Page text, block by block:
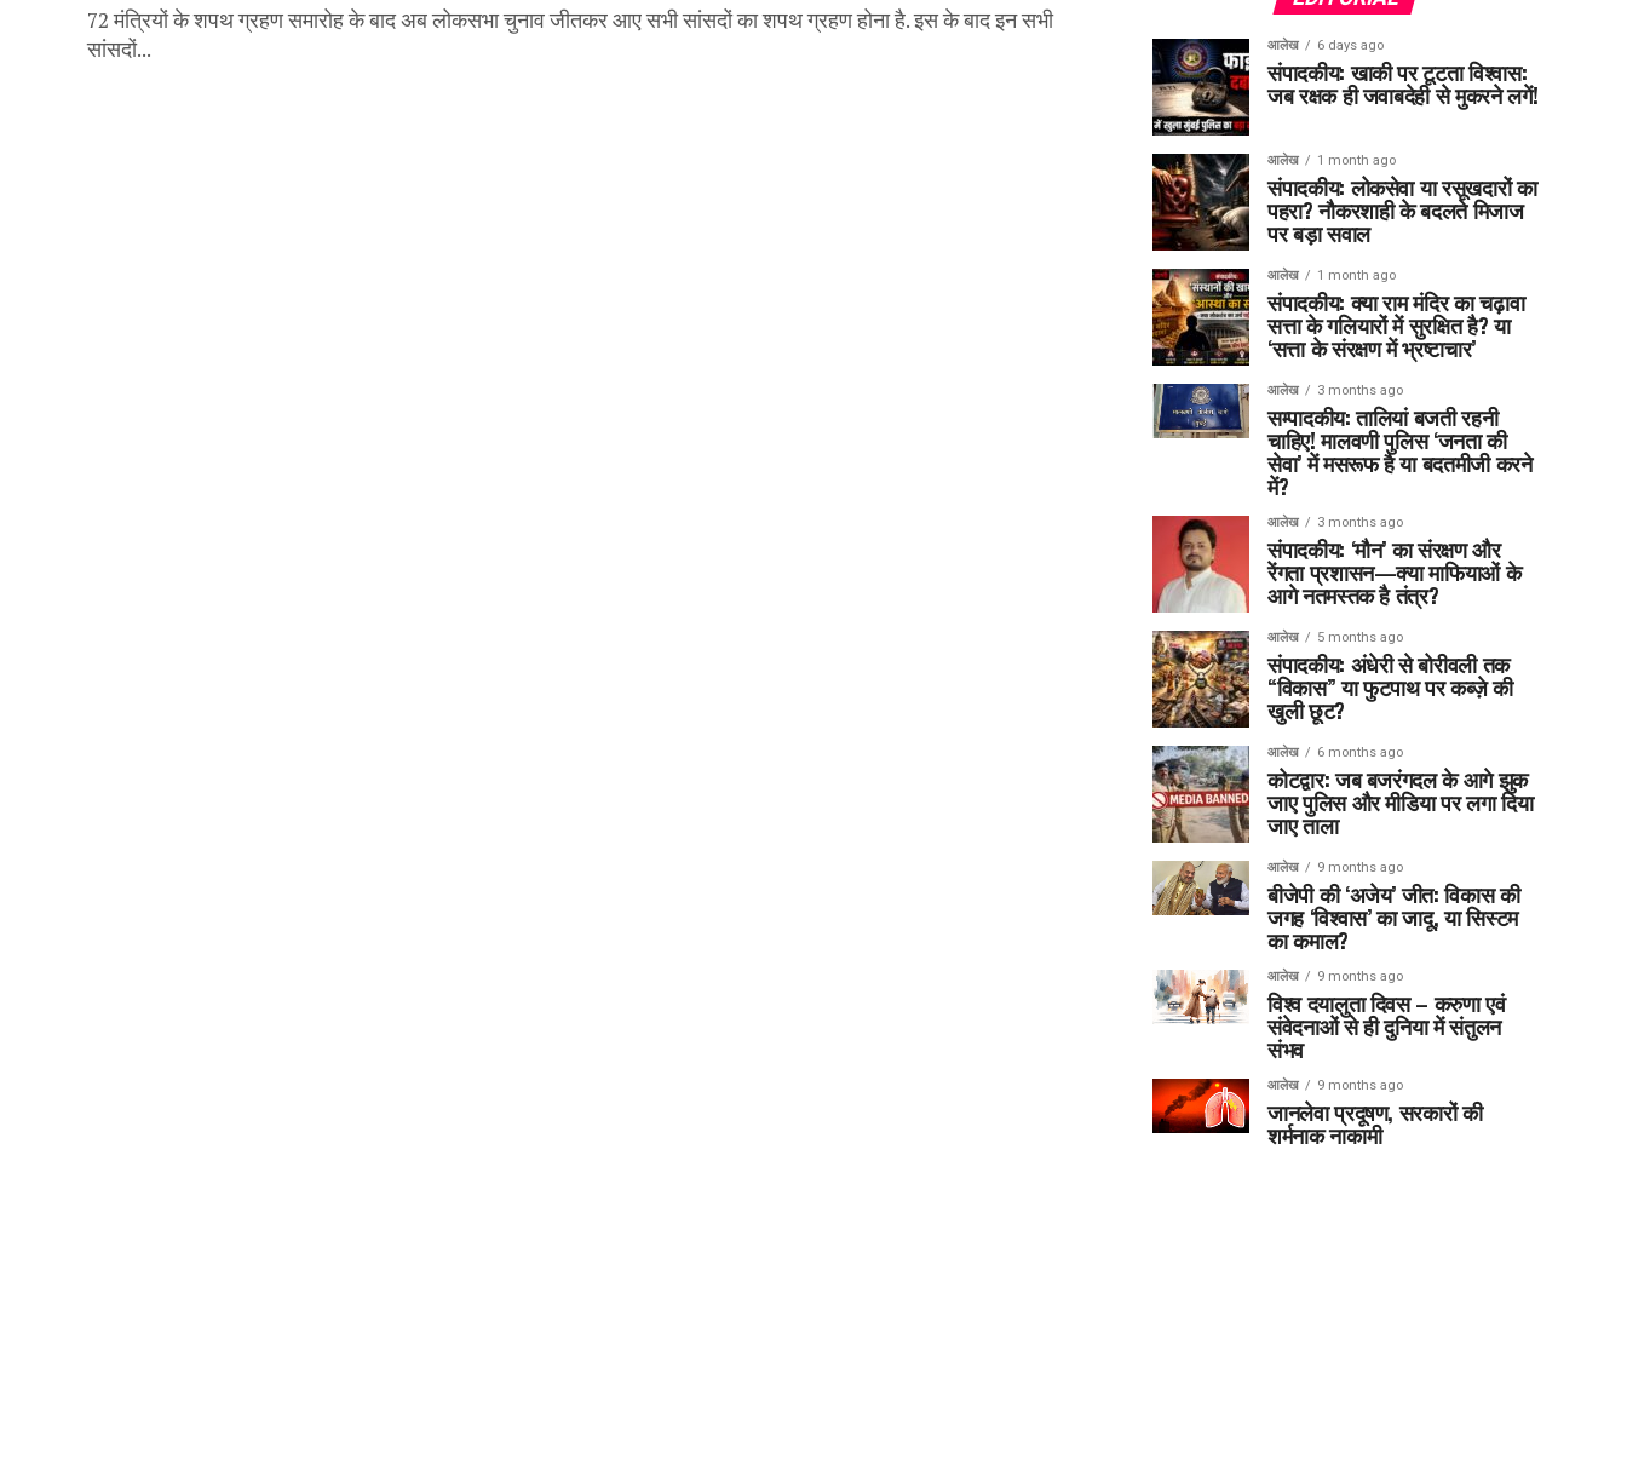
72 मंत्रियों के शपथ ग्रहण समारोह के बाद अब लोकसभा चुनाव जीतकर आए सभी सांसदों का शपथ ग्रहण होना है. इस के बाद इन सभी
सांसदों...
आलेख 6 days ago
संपादकीय: खाकी पर टूटता विश्वास:
जब रक्षक ही जवाबदेही से मुकरने लगें!
आलेख 1 month ago
संपादकीय: लोकसेवा या रसूखदारों का
पहरा? नौकरशाही के बदलते मिजाज
पर बड़ा सवाल
आलेख 1 month ago
संपादकीय: क्या राम मंदिर का चढ़ावा
सत्ता के गलियारों में सुरक्षित है? या
‘सत्ता के संरक्षण में भ्रष्टाचार’
आलेख 3 months ago
सम्पादकीय: तालियां बजती रहनी
चाहिए! मालवणी पुलिस ‘जनता की
सेवा’ में मसरूफ है या बदतमीजी करने
में?
आलेख 3 months ago
संपादकीय: ‘मौन’ का संरक्षण और
रेंगता प्रशासन—क्या माफियाओं के
आगे नतमस्तक है तंत्र?
आलेख 5 months ago
संपादकीय: अंधेरी से बोरीवली तक
“विकास” या फुटपाथ पर कब्ज़े की
खुली छूट?
आलेख 6 months ago
कोटद्वार: जब बजरंगदल के आगे झुक
जाए पुलिस और मीडिया पर लगा दिया
जाए ताला
आलेख 9 months ago
बीजेपी की ‘अजेय’ जीत: विकास की
जगह ‘विश्वास’ का जादू, या सिस्टम
का कमाल?
आलेख 9 months ago
विश्व दयालुता दिवस – करुणा एवं
संवेदनाओं से ही दुनिया में संतुलन
संभव
आलेख 9 months ago
जानलेवा प्रदूषण, सरकारों की
शर्मनाक नाकामी